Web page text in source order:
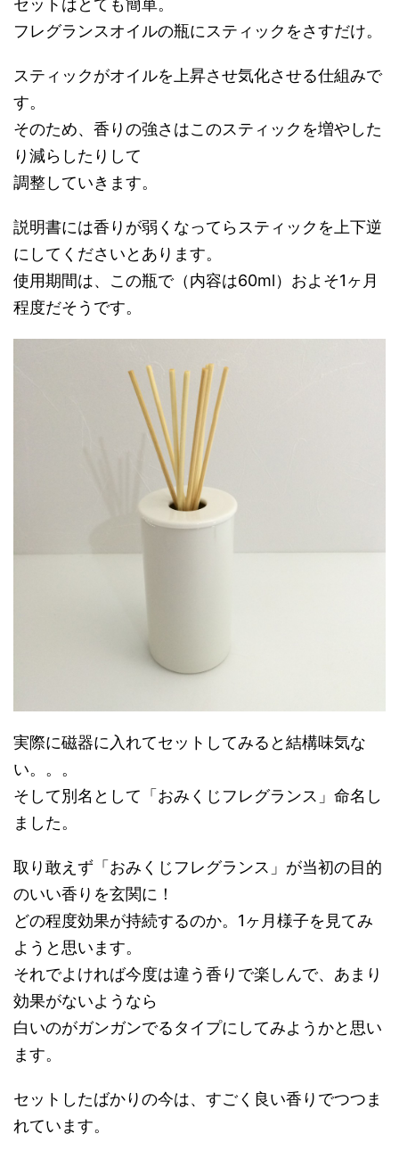
セットはとても簡単。
フレグランスオイルの瓶にスティックをさすだけ。
スティックがオイルを上昇させ気化させる仕組みで
す。
そのため、香りの強さはこのスティックを増やした
り減らしたりして
調整していきます。
説明書には香りが弱くなってらスティックを上下逆
にしてくださいとあります。
使用期間は、この瓶で（内容は60ml）およそ1ヶ月
程度だそうです。
実際に磁器に入れてセットしてみると結構味気な
い。。。
そして別名として「おみくじフレグランス」命名し
ました。
取り敢えず「おみくじフレグランス」が当初の目的
のいい香りを玄関に！
どの程度効果が持続するのか。1ヶ月様子を見てみ
ようと思います。
それでよければ今度は違う香りで楽しんで、あまり
効果がないようなら
白いのがガンガンでるタイプにしてみようかと思い
ます。
セットしたばかりの今は、すごく良い香りでつつま
れています。